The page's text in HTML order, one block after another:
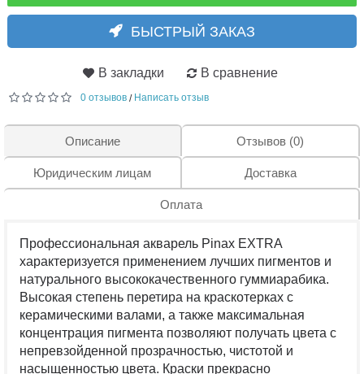
БЫСТРЫЙ ЗАКАЗ
В закладки В сравнение
0 отзывов / Написать отзыв
Описание Отзывов (0)
Юридическим лицам Доставка
Оплата
Профессиональная акварель Pinax EXTRA
характеризуется применением лучших пигментов и
натурального высококачественного гуммиарабика.
Высокая степень перетира на краскотерках с
керамическими валами, а также максимальная
концентрация пигмента позволяют получать цвета с
непревзойденной прозрачностью, чистотой и
насыщенностью цвета. Краски прекрасно